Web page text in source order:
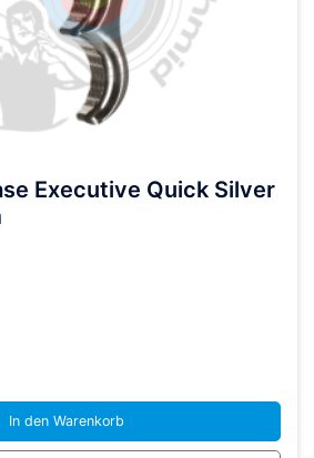
Executive Quick Silver
€.
In den Warenkorb